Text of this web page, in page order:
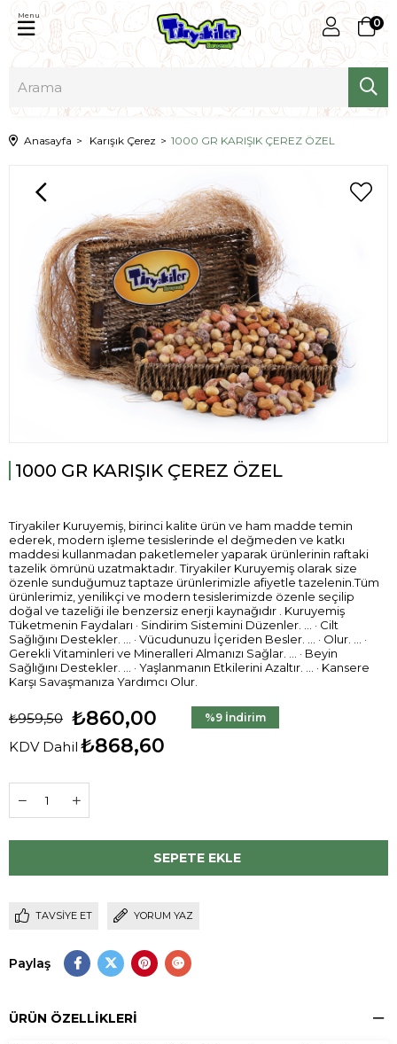
0
Menu
Anasayfa Karışık Çerez 1000 GR KARIŞIK ÇEREZ ÖZEL
1000 GR KARIŞIK ÇEREZ ÖZEL
Tiryakiler Kuruyemiş, birinci kalite ürün ve ham madde temin
ederek, modern işleme tesislerinde el değmeden ve katkı
maddesi kullanmadan paketlemeler yaparak ürünlerinin raftaki
tazelik ömrünü uzatmaktadır. Tiryakiler Kuruyemiş olarak size
özenle sunduğumuz taptaze ürünlerimizle afiyetle tazelenin.Tüm
ürünlerimiz, yenilikçi ve modern tesislerimizde özenle seçilip
doğal ve tazeliği ile benzersiz enerji kaynağıdır . Kuruyemiş
Tüketmenin Faydaları · Sindirim Sistemini Düzenler. ... · Cilt
Sağlığını Destekler. ... · Vücudunuzu İçeriden Besler. ... · Olur. ... ·
Gerekli Vitaminleri ve Mineralleri Almanızı Sağlar. ... · Beyin
Sağlığını Destekler. ... · Yaşlanmanın Etkilerini Azaltır. ... · Kansere
Karşı Savaşmanıza Yardımcı Olur.
₺959,50 ₺860,00
KDV Dahil ₺868,60
%9 İndirim
TAVSIYE ET YORUM YAZ
Paylaş
ÜRÜN ÖZELLIKLERI